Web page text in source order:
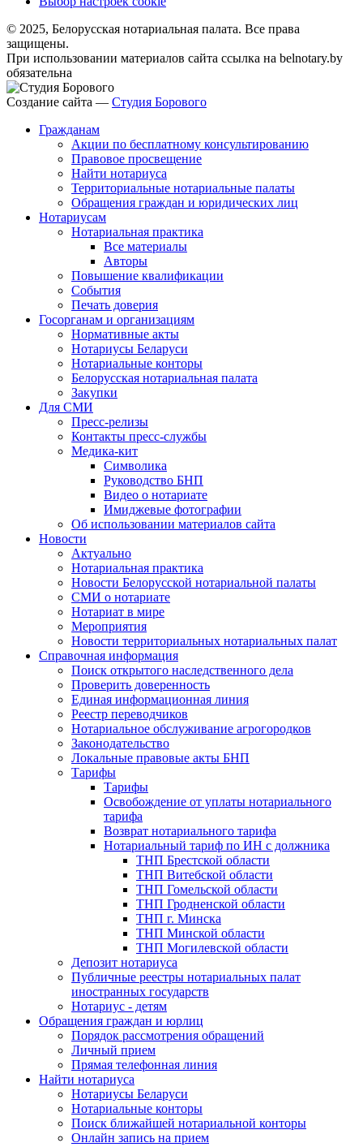
© 2025, Белорусская нотариальная палата. Все права
защищены.
При использовании материалов сайта ссылка на belnotary.by
обязательна
Создание сайта — Студия Борового
Гражданам
Акции по бесплатному консультированию
Правовое просвещение
Найти нотариуса
Территориальные нотариальные палаты
Обращения граждан и юридических лиц
Нотариусам
Нотариальная практика
Все материалы
Авторы
Повышение квалификации
События
Печать доверия
Госорганам и организациям
Нормативные акты
Нотариусы Беларуси
Нотариальные конторы
Белорусская нотариальная палата
Закупки
Для СМИ
Пресс-релизы
Контакты пресс-службы
Медика-кит
Символика
Руководство БНП
Видео о нотариате
Имиджевые фотографии
Об использовании материалов сайта
Новости
Актуально
Нотариальная практика
Новости Белорусской нотариальной палаты
СМИ о нотариате
Нотариат в мире
Мероприятия
Новости территориальных нотариальных палат
Справочная информация
Поиск открытого наследственного дела
Проверить доверенность
Единая информационная линия
Реестр переводчиков
Нотариальное обслуживание агрогородков
Законодательство
Локальные правовые акты БНП
Тарифы
Тарифы
Освобождение от уплаты нотариального
тарифа
Возврат нотариального тарифа
Нотариальный тариф по ИН с должника
ТНП Брестской области
ТНП Витебской области
ТНП Гомельской области
ТНП Гродненской области
ТНП г. Минска
ТНП Минской области
ТНП Могилевской области
Депозит нотариуса
Публичные реестры нотариальных палат
иностранных государств
Нотариус - детям
Обращения граждан и юрлиц
Порядок рассмотрения обращений
Личный прием
Прямая телефонная линия
Найти нотариуса
Нотариусы Беларуси
Нотариальные конторы
Поиск ближайшей нотариальной конторы
Онлайн запись на прием